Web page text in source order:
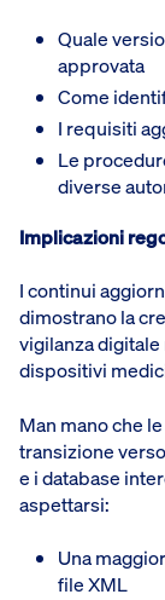
Quale
approvata
Come
I requisiti
Le
diverse
Implicazioni
I continui
dimostrano la
vigilanza
dispositivi
Man mano che
transizione
e i database
aspettarsi:
Una
file XML